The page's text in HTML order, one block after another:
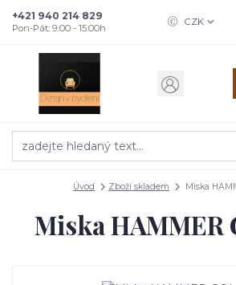
CZK
+421 940 214 829
Pon-Pát: 9:00 - 15:00h
Úvod Zboží skladem Miska
Miska HAMMER